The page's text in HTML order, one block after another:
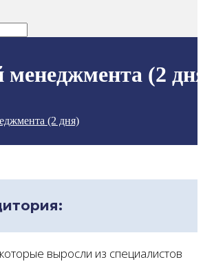
менеджмента (2
(2 дня)
выросли из специалистов